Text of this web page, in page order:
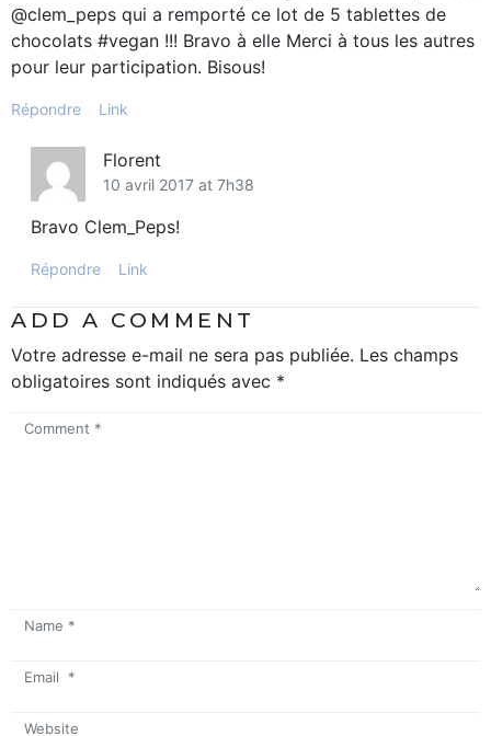
@clem_peps qui a remporté ce lot de 5 tablettes de
chocolats #vegan !!! Bravo à elle Merci à tous les autres
pour leur participation. Bisous!
Répondre Link
Florent
10 avril 2017 at 7h38
Bravo Clem_Peps!
Répondre Link
ADD A COMMENT
Votre adresse e-mail ne sera pas publiée. Les champs
obligatoires sont indiqués avec *
Comment
Name
Email
Website